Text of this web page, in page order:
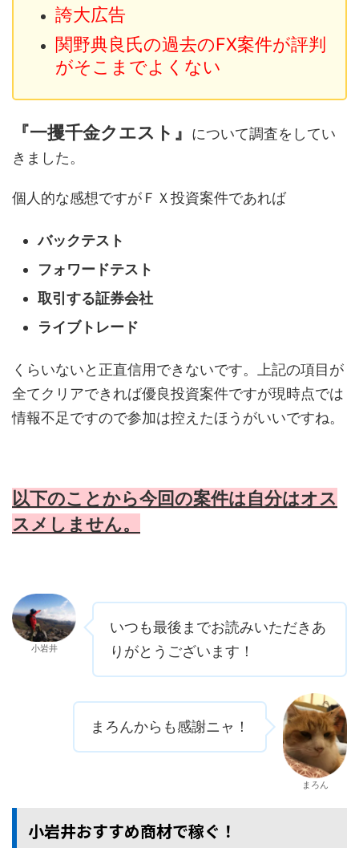
誇大広告
関野典良氏の過去のFX案件が評判
がそこまでよくない
『一攫千金クエスト』
について調査をしてい
きました。
個人的な感想ですがＦＸ投資案件であれば
バックテスト
フォワードテスト
取引する証券会社
ライブトレード
くらいないと正直信用できないです。上記の項目が
全てクリアできれば優良投資案件ですが現時点では
情報不足ですので参加は控えたほうがいいですね。
以下のことから今回の案件は自分はオス
スメしません。
小岩井
いつも最後までお読みいただきあ
りがとうございます！
まろんからも感謝ニャ！
まろん
小岩井おすすめ商材で稼ぐ！